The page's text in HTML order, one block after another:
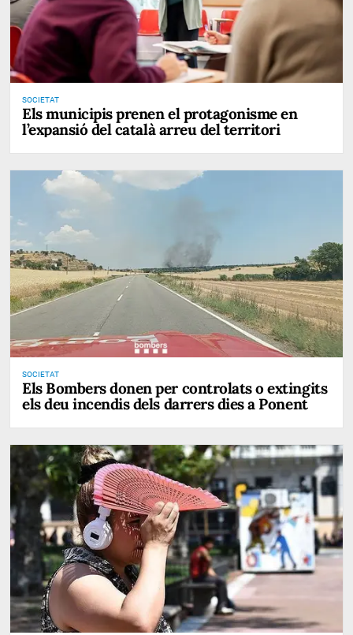
SOCIETAT
Els municipis prenen el protagonisme en
l’expansió del català arreu del territori
SOCIETAT
Els Bombers donen per controlats o extingits
els deu incendis dels darrers dies a Ponent